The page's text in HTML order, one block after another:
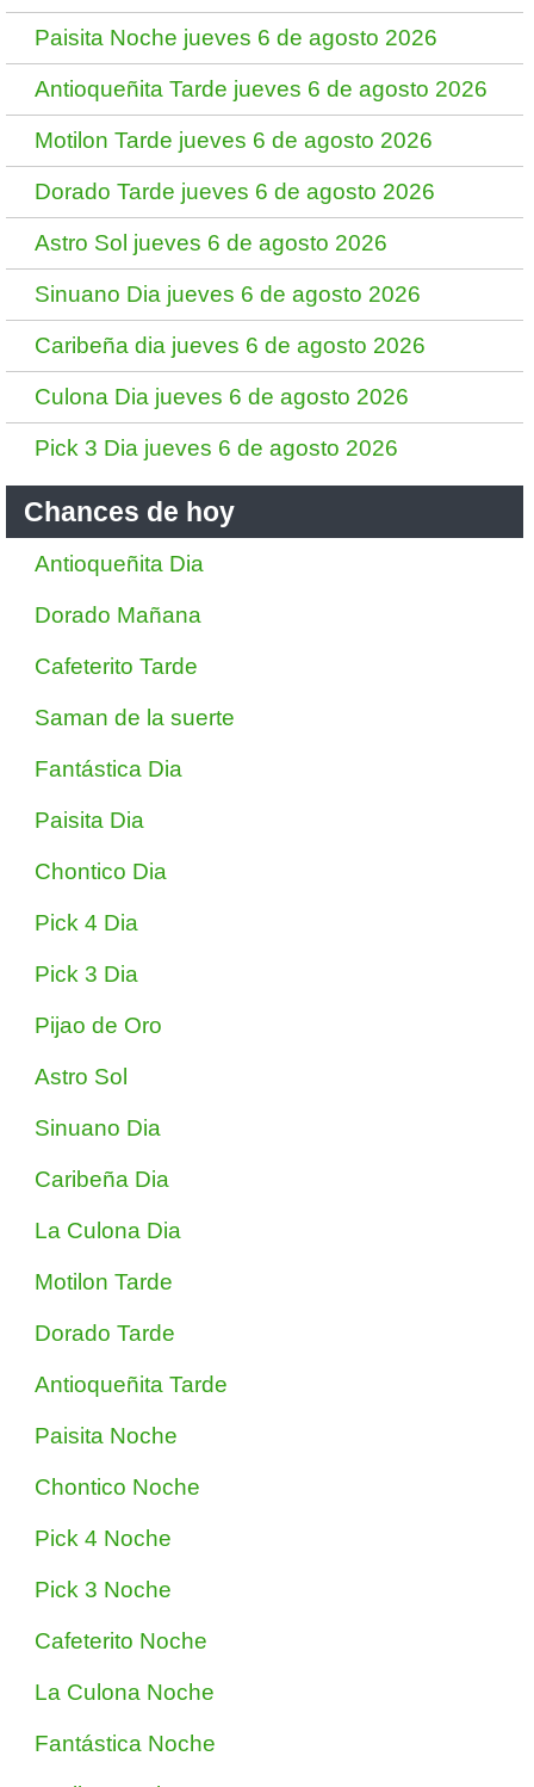
Paisita Noche jueves 6 de agosto 2026
Antioqueñita Tarde jueves 6 de agosto 2026
Motilon Tarde jueves 6 de agosto 2026
Dorado Tarde jueves 6 de agosto 2026
Astro Sol jueves 6 de agosto 2026
Sinuano Dia jueves 6 de agosto 2026
Caribeña dia jueves 6 de agosto 2026
Culona Dia jueves 6 de agosto 2026
Pick 3 Dia jueves 6 de agosto 2026
Chances de hoy
Antioqueñita Dia
Dorado Mañana
Cafeterito Tarde
Saman de la suerte
Fantástica Dia
Paisita Dia
Chontico Dia
Pick 4 Dia
Pick 3 Dia
Pijao de Oro
Astro Sol
Sinuano Dia
Caribeña Dia
La Culona Dia
Motilon Tarde
Dorado Tarde
Antioqueñita Tarde
Paisita Noche
Chontico Noche
Pick 4 Noche
Pick 3 Noche
Cafeterito Noche
La Culona Noche
Fantástica Noche